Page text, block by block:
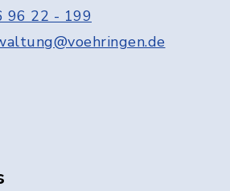
96 22 - 199